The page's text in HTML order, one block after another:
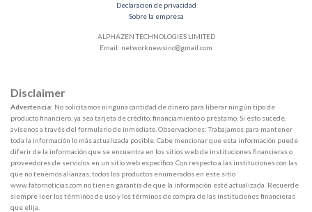
Declaracion de privacidad
Sobre la empresa
ALPHAZEN TECHNOLOGIES LIMITED
Email: networknewsinc@gmail.com
Disclaimer
Advertencia: No solicitamos ninguna cantidad de dinero para liberar ningún tipo de
producto financiero, ya sea tarjeta de crédito, financiamiento o préstamo. Si esto sucede,
avísenos a través del formulario de inmediato. Observaciones: Trabajamos para mantener
toda la información lo más actualizada posible. Cabe mencionar que esta información puede
diferir de la información que se encuentra en los sitios web de instituciones financieras o
proveedores de servicios en un sitio web específico. Con respecto a las instituciones con las
que no tenemos alianzas, todos los productos enumerados en este sitio
www.fatornoticias.com no tienen garantía de que la información esté actualizada. Recuerde
siempre leer los términos de uso y los términos de compra de las instituciones financieras
que elija.